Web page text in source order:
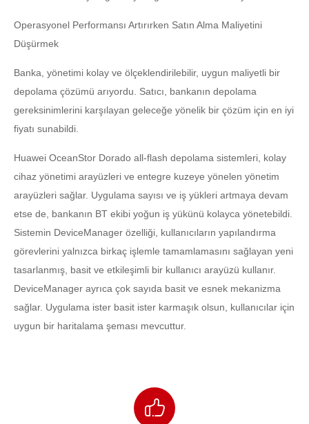
Operasyonel Performansı Artırırken Satın Alma Maliyetini
Düşürmek
Banka, yönetimi kolay ve ölçeklendirilebilir, uygun maliyetli bir
depolama çözümü arıyordu. Satıcı, bankanın depolama
gereksinimlerini karşılayan geleceğe yönelik bir çözüm için en iyi
fiyatı sunabildi.
Huawei OceanStor Dorado all-flash depolama sistemleri, kolay
cihaz yönetimi arayüzleri ve entegre kuzeye yönelen yönetim
arayüzleri sağlar. Uygulama sayısı ve iş yükleri artmaya devam
etse de, bankanın BT ekibi yoğun iş yükünü kolayca yönetebildi.
Sistemin DeviceManager özelliği, kullanıcıların yapılandırma
görevlerini yalnızca birkaç işlemle tamamlamasını sağlayan yeni
tasarlanmış, basit ve etkileşimli bir kullanıcı arayüzü kullanır.
DeviceManager ayrıca çok sayıda basit ve esnek mekanizma
sağlar. Uygulama ister basit ister karmaşık olsun, kullanıcılar için
uygun bir haritalama şeması mevcuttur.